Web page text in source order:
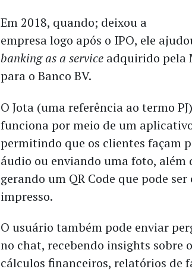
Em 2018, quando; deixou a
empresa logo após o IPO, ele
banking as a service adquirido pela
para o Banco BV.
O Jota (uma referência ao termo
funciona por meio de um
permitindo que os clientes façam
áudio ou enviando uma foto, além
gerando um QR Code que pode
impresso.
O usuário também pode enviar
no chat, recebendo insights sobre
cálculos financeiros, relatórios de